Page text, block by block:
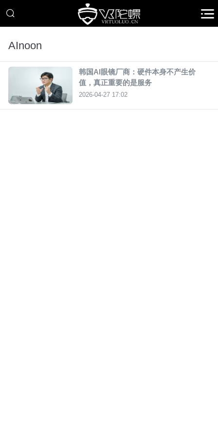
AInoon
韩国AI眼镜厂商：硬件本身不产生价
值，真正重要的是服务
2026-04-27 17:02